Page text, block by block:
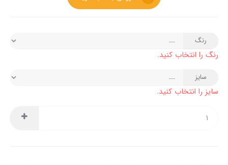
رنگ
رنگ را انتخاب کنید.
سایز
سایز را انتخاب کنید.